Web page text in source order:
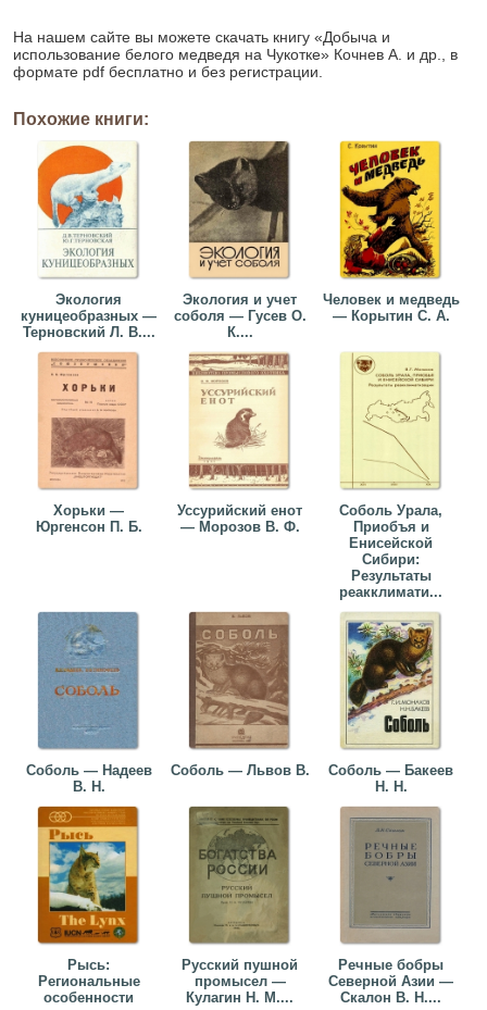
На нашем сайте вы можете скачать книгу «Добыча и
использование белого медведя на Чукотке» Кочнев А. и др., в
формате pdf бесплатно и без регистрации.
Похожие книги:
Экология
куницеобразных —
Терновский Л. В....
Экология и учет
соболя — Гусев О.
К....
Человек и медведь
— Корытин С. А.
Хорьки —
Юргенсон П. Б.
Уссурийский енот
— Морозов В. Ф.
Соболь Урала,
Приобъя и
Енисейской
Сибири:
Результаты
реакклимати...
Соболь — Надеев
В. Н.
Соболь — Львов В.
Соболь — Бакеев
Н. Н.
Рысь:
Региональные
особенности
Русский пушной
промысел —
Кулагин Н. М....
Речные бобры
Северной Азии —
Скалон В. Н....